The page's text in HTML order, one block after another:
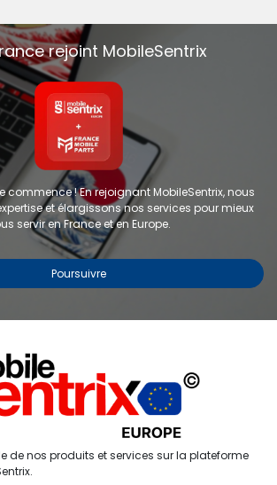
Étiquettes
0
Compte
rejoint MobileSentrix
commence ! En rejoignant MobileSentrix, nous
et élargissons nos services pour mieux
servir en France et en Europe.
Poursuivre
de nos produits et services sur la plateforme
FMP-France. Tous droits réservés